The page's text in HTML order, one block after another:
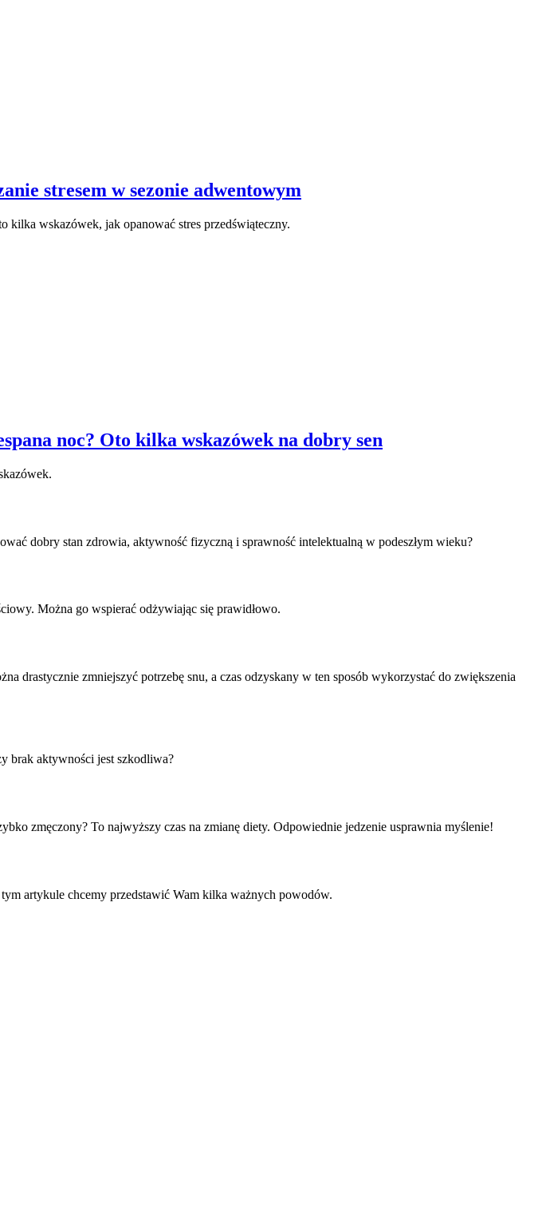
stresem w sezonie adwentowym
kilka wskazówek, jak opanować stres przedświąteczny.
noc? Oto kilka wskazówek na dobry sen
dobry stan zdrowia, aktywność fizyczną i sprawność intelektualną w podeszłym wieku?
Można go wspierać odżywiając się prawidłowo.
drastycznie zmniejszyć potrzebę snu, a czas odzyskany w ten sposób wykorzystać do zwiększenia
brak aktywności jest szkodliwa?
zmęczony? To najwyższy czas na zmianę diety. Odpowiednie jedzenie usprawnia myślenie!
artykule chcemy przedstawić Wam kilka ważnych powodów.